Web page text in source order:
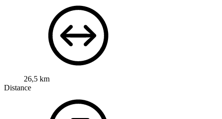
26,5 km
Distance